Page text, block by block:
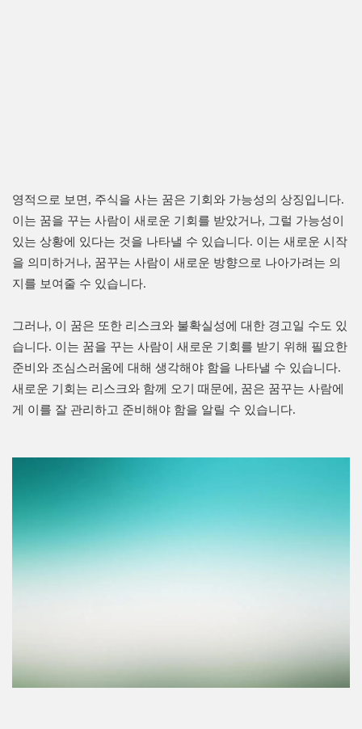
영적으로 보면, 주식을 사는 꿈은 기회와 가능성의 상징입니다.
이는 꿈을 꾸는 사람이 새로운 기회를 받았거나, 그럴 가능성이
있는 상황에 있다는 것을 나타낼 수 있습니다. 이는 새로운 시작
을 의미하거나, 꿈꾸는 사람이 새로운 방향으로 나아가려는 의
지를 보여줄 수 있습니다.
그러나, 이 꿈은 또한 리스크와 불확실성에 대한 경고일 수도 있
습니다. 이는 꿈을 꾸는 사람이 새로운 기회를 받기 위해 필요한
준비와 조심스러움에 대해 생각해야 함을 나타낼 수 있습니다.
새로운 기회는 리스크와 함께 오기 때문에, 꿈은 꿈꾸는 사람에
게 이를 잘 관리하고 준비해야 함을 알릴 수 있습니다.